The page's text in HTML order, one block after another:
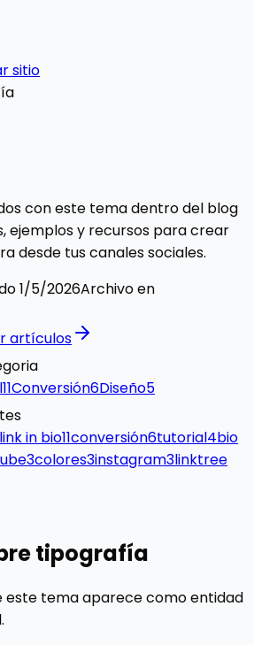
sitio
con este tema dentro del blog
ejemplos y recursos para crear
desde tus canales sociales.
1/5/2026Archivo en
artículos
11Conversión6Diseño5
link in bio11conversión6tutorial4bio
3colores3instagram3linktree
tipografía
este tema aparece como entidad